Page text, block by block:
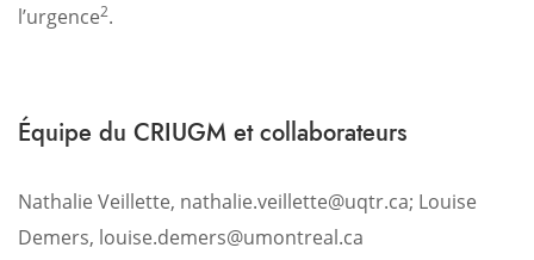
l’urgence2.
Équipe du CRIUGM et collaborateurs
Nathalie Veillette, nathalie.veillette@uqtr.ca; Louise
Demers, louise.demers@umontreal.ca